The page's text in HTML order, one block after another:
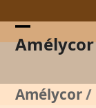
to
contentAmélycor
Open
menu
Close
menu
Amélycor/